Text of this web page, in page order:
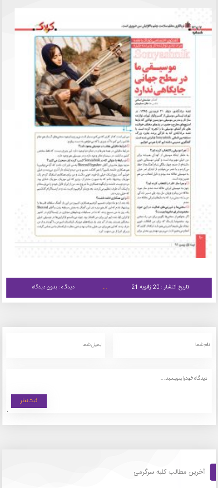
تاریخ انتشار : 20 ژانویه 21 دیدگاه : بدون دیدگاه
آخرین مطالب کلبه سرگرمی